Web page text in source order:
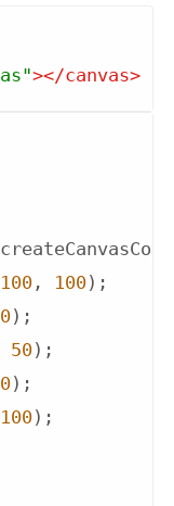
></canvas>
100 , 100);
);
50);
0);
100);